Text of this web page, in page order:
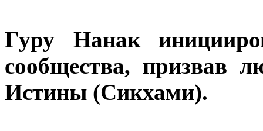
Гуру Нанак
сообщества, призвав
Истины (Сикхами).